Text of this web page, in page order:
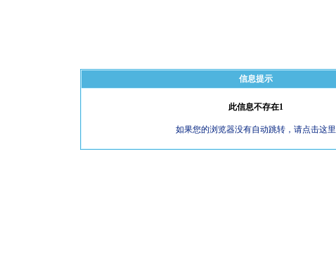
信息提示
此信息不存在1
如果您的浏览器没有自动跳转，请点击这里